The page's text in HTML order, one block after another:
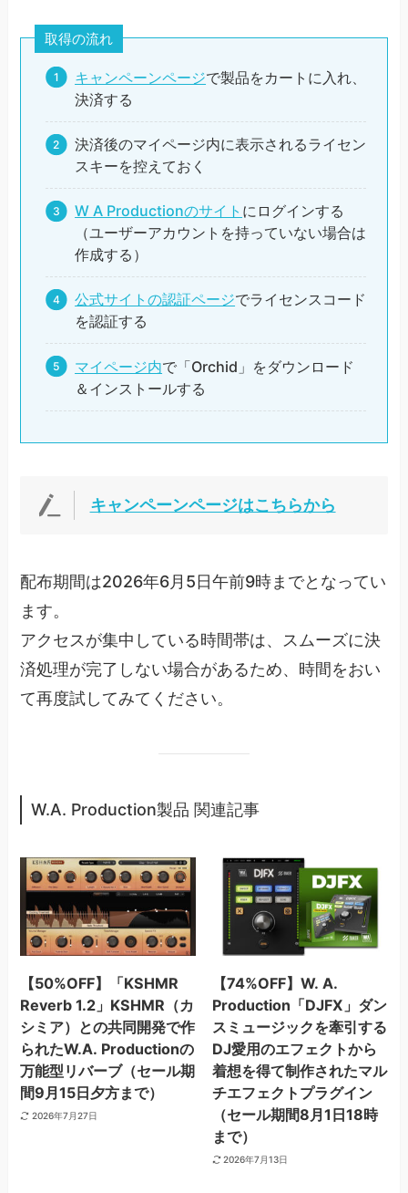
取得の流れ
キャンペーンページで製品をカートに入れ、
決済する
決済後のマイページ内に表示されるライセン
スキーを控えておく
W A Productionのサイト にログインする
（ユーザーアカウントを持っていない場合は
作成する）
公式サイトの認証ページでライセンスコード
を認証する
マイページ内で「Orchid」をダウンロード
＆インストールする
キャンペーンページはこちらから
配布期間は2026年6月5日午前9時までとなってい
ます。
アクセスが集中している時間帯は、スムーズに決
済処理が完了しない場合があるため、時間をおい
て再度試してみてください。
W.A. Production製品 関連記事
【50%OFF】「KSHMR
Reverb 1.2」KSHMR（カ
シミア）との共同開発で作
られたW.A. Productionの
万能型リバーブ（セール期
間9月15日夕方まで）
2026年7月27日
【74%OFF】W. A.
Production「DJFX」ダン
スミュージックを牽引する
DJ愛用のエフェクトから
着想を得て制作されたマル
チエフェクトプラグイン
（セール期間8月1日18時
まで）
2026年7月13日